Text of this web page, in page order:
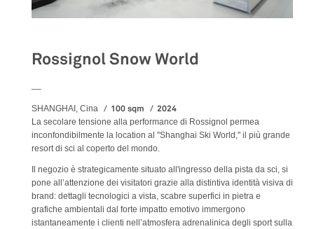
Rossignol Snow World
SHANGHAI, Cina 100 sqm 2024
La secolare tensione alla performance di Rossignol permea
inconfondibilmente la location al "Shanghai Ski World," il più grande
resort di sci al coperto del mondo.
Il negozio è strategicamente situato all'ingresso della pista da sci, si
pone all’attenzione dei visitatori grazie alla distintiva identità visiva di
brand: dettagli tecnologici a vista, scabre superfici in pietra e
grafiche ambientali dal forte impatto emotivo immergono
istantaneamente i clienti nell’atmosfera adrenalinica degli sport sulla